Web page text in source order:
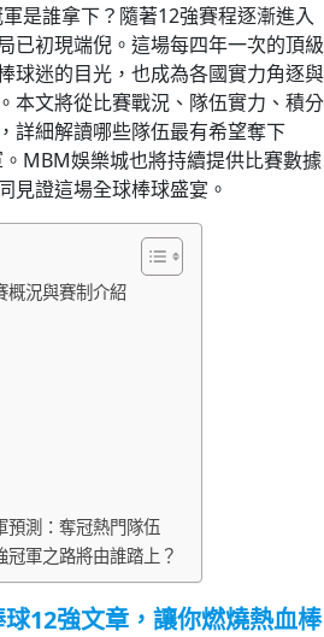
是誰拿下？隨著12強賽程逐漸進入
已初現端倪。這場每四年一次的頂級
球迷的目光，也成為各國實力角逐與
本文將從比賽戰況、隊伍實力、積分
詳細解讀哪些隊伍最有希望奪下
MBM娛樂城也將持續提供比賽數據
見證這場全球棒球盛宴。
概況與賽制介紹
預測：奪冠熱門隊伍
軍之路將由誰踏上？
12強文章，讓你燃燒熱血棒